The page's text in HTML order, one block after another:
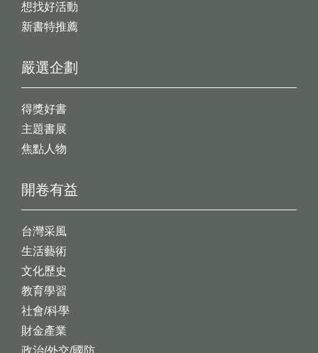
想找好活動
新書特推薦
開卷有益
台灣采風
生活藝術
文化歷史
教育學習
社會/科學
財金產業
政治/外交/國防
嚴選企劃
得獎好書
主題書展
焦點人物